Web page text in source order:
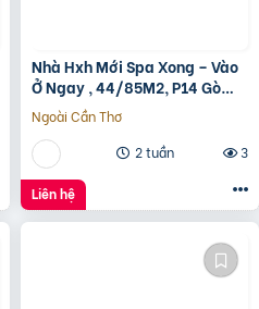
Nhà Hxh Mới Spa Xong – Vào
Ở Ngay , 44/85M2, P14 Gò
Vấp, Giá 4.X Tỷ
Ngoài Cần Thơ
2 tuần
3
Liên hệ